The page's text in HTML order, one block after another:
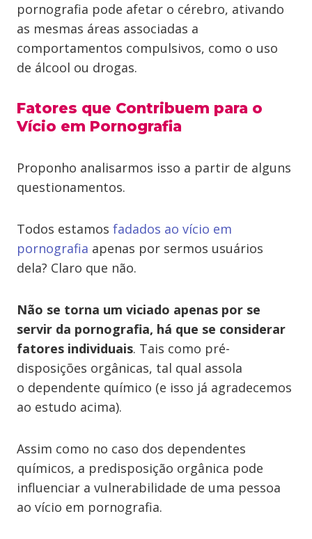
pornografia pode afetar o cérebro, ativando
as mesmas áreas associadas a
comportamentos compulsivos, como o uso
de álcool ou drogas.
Fatores que Contribuem para o
Vício em Pornografia
Proponho analisarmos isso a partir de alguns
questionamentos.
Todos estamos fadados ao vício em
pornografia apenas por sermos usuários
dela? Claro que não.
Não se torna um viciado apenas por se
servir da pornografia, há que se considerar
fatores individuais. Tais como pré-
disposições orgânicas, tal qual assola
o dependente químico (e isso já agradecemos
ao estudo acima).
Assim como no caso dos dependentes
químicos, a predisposição orgânica pode
influenciar a vulnerabilidade de uma pessoa
ao vício em pornografia.